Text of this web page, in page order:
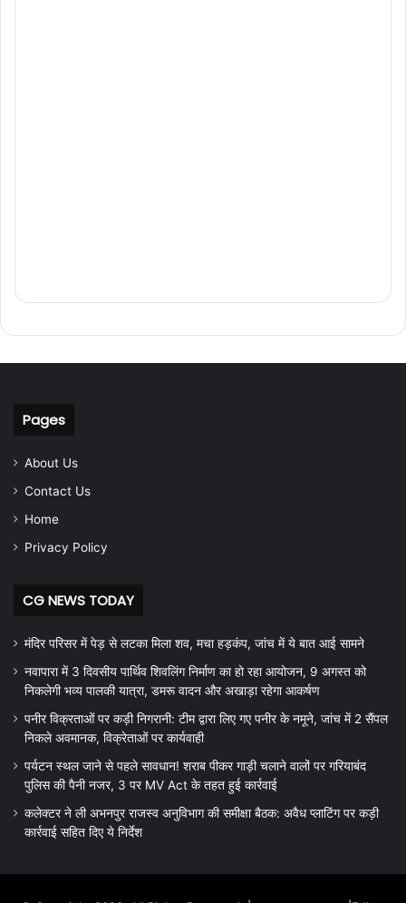
Pages
About Us
Contact Us
Home
Privacy Policy
CG NEWS TODAY
मंदिर परिसर में पेड़ से लटका मिला शव, मचा हड़कंप, जांच में ये बात आई सामने
नवापारा में 3 दिवसीय पार्थिव शिवलिंग निर्माण का हो रहा आयोजन, 9 अगस्त को
निकलेगी भव्य पालकी यात्रा, डमरू वादन और अखाड़ा रहेगा आकर्षण
पनीर विक्रताओं पर कड़ी निगरानी: टीम द्वारा लिए गए पनीर के नमूने, जांच में 2 सैंपल
निकले अवमानक, विक्रेताओं पर कार्यवाही
पर्यटन स्थल जाने से पहले सावधान! शराब पीकर गाड़ी चलाने वालों पर गरियाबंद
पुलिस की पैनी नजर, 3 पर MV Act के तहत हुई कार्रवाई
कलेक्टर ने ली अभनपुर राजस्व अनुविभाग की समीक्षा बैठक: अवैध प्लाटिंग पर कड़ी
कार्रवाई सहित दिए ये निर्देश